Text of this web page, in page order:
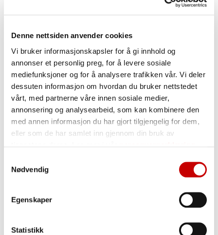
Denne nettsiden anvender cookies
Vi bruker informasjonskapsler for å gi innhold og
annonser et personlig preg, for å levere sosiale
mediefunksjoner og for å analysere trafikken vår. Vi deler
dessuten informasjon om hvordan du bruker nettstedet
vårt, med partnerne våre innen sosiale medier,
annonsering og analysearbeid, som kan kombinere den
med annen informasjon du har gjort tilgjengelig for dem,
eller som de har samlet inn gjennom din bruk av
Nødvendig
Egenskaper
Statistikk
Grunnresept Middelhavsmiks